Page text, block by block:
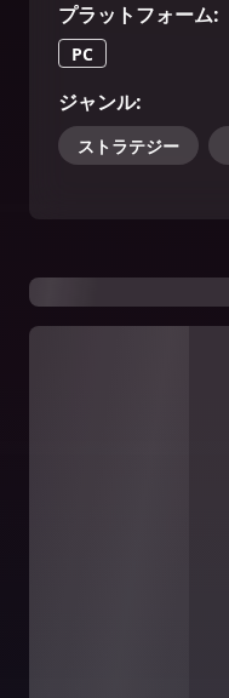
プラットフォーム:
PC
ジャンル:
ストラテジー